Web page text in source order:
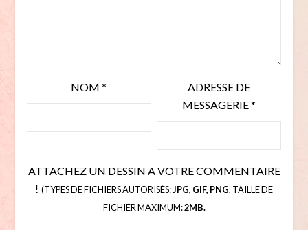
NOM*
ADRESSE DE
MESSAGERIE*
ATTACHEZ UN DESSIN A VOTRE COMMENTAIRE
! (TYPES DE FICHIERS AUTORISÉS:JPG, GIF, PNG, TAILLE DE
FICHIER MAXIMUM:2MB.